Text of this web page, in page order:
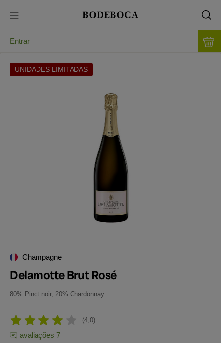
Entrar
UNIDADES LIMITADAS
Champagne
Delamotte Brut Rosé
80% Pinot noir, 20% Chardonnay
4,0
avaliações 7